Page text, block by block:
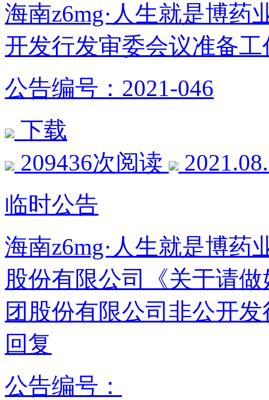
海南z6mg·人生就是博药
开发行发审委会议准备
公告编号：2021-046
下载
209436次阅读
临时公告
海南z6mg·人生就是博药
股份有限公司《关于请
团股份有限公司非公开
回复
公告编号：